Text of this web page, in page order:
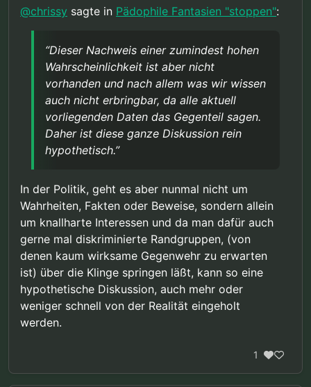
@chrissy sagte in Pädophile Fantasien "stoppen":
“Dieser Nachweis einer zumindest hohen
Wahrscheinlichkeit ist aber nicht
vorhanden und nach allem was wir wissen
auch nicht erbringbar, da alle aktuell
vorliegenden Daten das Gegenteil sagen.
Daher ist diese ganze Diskussion rein
hypothetisch.”
In der Politik, geht es aber nunmal nicht um
Wahrheiten, Fakten oder Beweise, sondern allein
um knallharte Interessen und da man dafür auch
gerne mal diskriminierte Randgruppen, (von
denen kaum wirksame Gegenwehr zu erwarten
ist) über die Klinge springen läßt, kann so eine
hypothetische Diskussion, auch mehr oder
weniger schnell von der Realität eingeholt
werden.
1